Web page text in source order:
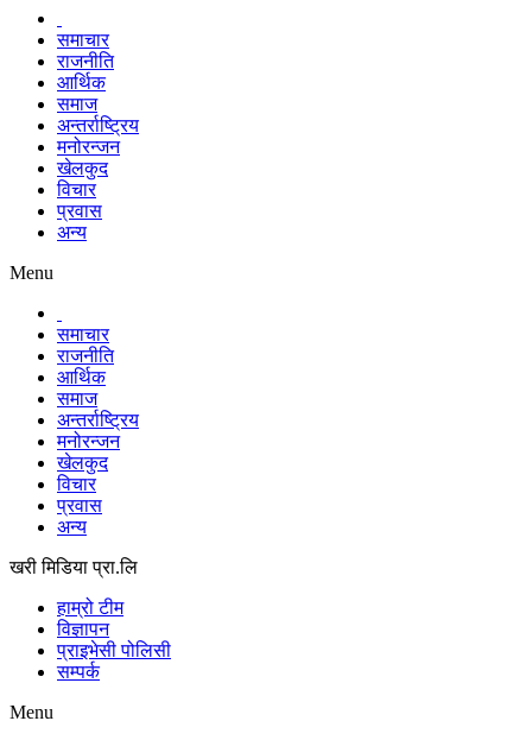
समाचार
राजनीति
आर्थिक
समाज
अन्तर्राष्ट्रिय
मनोरन्जन
खेलकुद
विचार
प्रवास
अन्य
Menu
समाचार
राजनीति
आर्थिक
समाज
अन्तर्राष्ट्रिय
मनोरन्जन
खेलकुद
विचार
प्रवास
अन्य
खरी मिडिया प्रा.लि
हाम्रो टीम
विज्ञापन
प्राइभेसी पोलिसी
सम्पर्क
Menu